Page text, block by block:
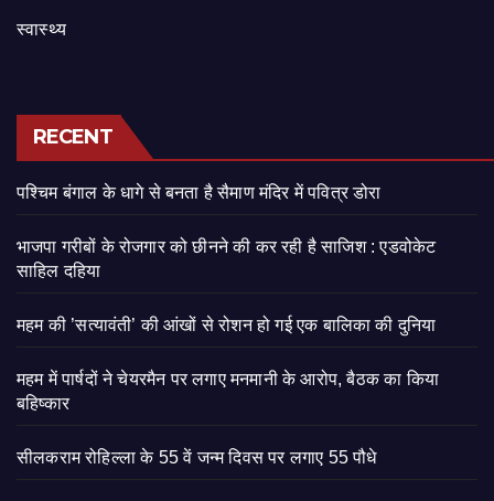
स्वास्थ्य
RECENT
पश्चिम बंगाल के धागे से बनता है सैमाण मंदिर में पवित्र डोरा
भाजपा गरीबों के रोजगार को छीनने की कर रही है साजिश : एडवोकेट
साहिल दहिया
महम की ’सत्यावंती’ की आंखों से रोशन हो गई एक बालिका की दुनिया
महम में पार्षदों ने चेयरमैन पर लगाए मनमानी के आरोप, बैठक का किया
बहिष्कार
सीलकराम रोहिल्ला के 55 वें जन्म दिवस पर लगाए 55 पौधे